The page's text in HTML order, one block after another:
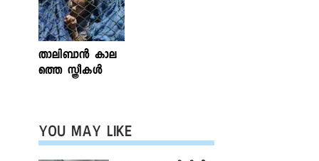
ന്‍ഫോക്ലിനിക്ക്
ലേഖനം
വായിക്കാം
താലിബാന്‍ കാല
ത്തെ സ്ത്രീകള്‍
YOU MAY LIKE